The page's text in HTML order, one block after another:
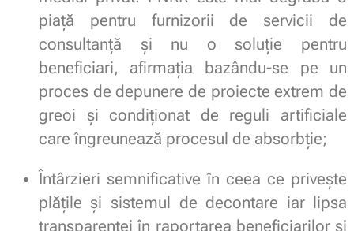
piață pentru furnizorii de servicii de
consultanță și nu o soluție pentru
beneficiari, afirmația bazându-se pe un
proces de depunere de proiecte extrem de
greoi și condiționat de reguli artificiale
care îngreunează procesul de absorbție;
Întârzieri semnificative în ceea ce privește
plățile și sistemul de decontare iar lipsa
transparenței în raportarea beneficiarilor și